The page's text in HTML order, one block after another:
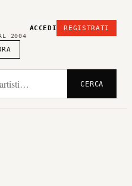
2004
ACCEDI REGISTRATI
CERCA